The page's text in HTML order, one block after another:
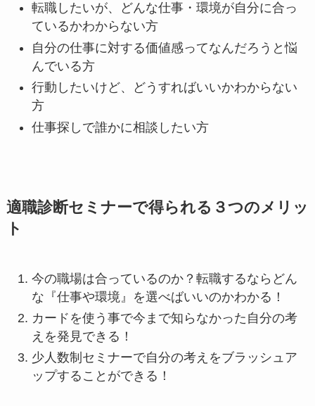
転職したいが、どんな仕事・環境が自分に合っ
ているかわからない方
自分の仕事に対する価値感ってなんだろうと悩
んでいる方
行動したいけど、どうすればいいかわからない
方
仕事探しで誰かに相談したい方
適職診断セミナーで得られる３つのメリッ
ト
今の職場は合っているのか？転職するならどん
な『仕事や環境』を選べばいいのかわかる！
カードを使う事で今まで知らなかった自分の考
えを発見できる！
少人数制セミナーで自分の考えをブラッシュア
ップすることができる！